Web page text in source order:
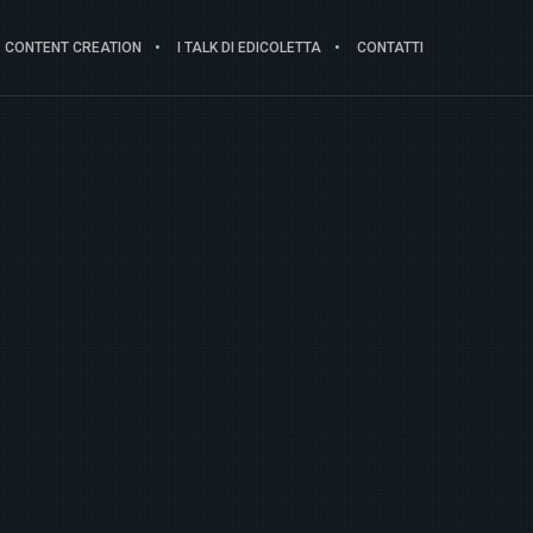
CONTENT CREATION I TALK DI EDICOLETTA CONTATTI